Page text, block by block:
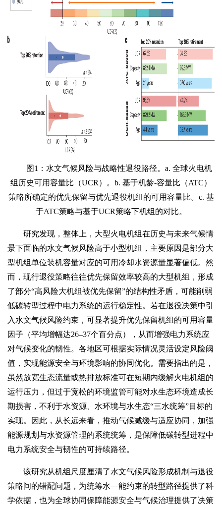
图1：水文气候风险与战略性退役路径。a. 全球火电机
组历史可用容量比（UCR）。b. 基于机龄-容量比（ATC）
策略所确定的优先保留与优先退役机组的可用容量比。c. 基
于ATC策略与基于UCR策略下机组的对比。
研究发现，整体上，大型火电机组在历史与未来气候情
景下面临的水文气候风险高于小型机组，主要原因是部分大
型机组单位装机容量对应的可用冷却水资源量显著偏低。然
而，现行退役策略往往优先保留效率较高的大型机组，形成
了部分“高风险大机组被优先保留”的结构性矛盾，可能削弱
低碳转型过程中电力系统的运行稳定性。若在退役决策中引
入水文气候风险约束，可显著提升优先保留机组的可用容量
因子（平均增幅达26–37个百分点），从而增强电力系统应
对气候变化的韧性。各地区可根据实际情况灵活设定风险阈
值，实现能源安全与环境影响的协同优化。需要指出的是，
虽然放宽生态流量或热排放标准可在短期内缓解火电机组的
运行压力，但过于宽松的环境监管可能对水生态环境造成长
期损害，不利于水资源、水环境与水生态“三水统筹”目标的
实现。因此，从长远来看，推动气候减缓与适应协同，加强
能源规划与水资源管理的系统统筹，是保障低碳转型进程中
电力系统安全与韧性的可持续路径。
该研究从机组尺度厘清了水文气候风险形成机制与退役
策略间的错配问题，为统筹水—能约束的转型路径提供了科
学依据，也为全球协同保障能源安全与气候治理提供了决策